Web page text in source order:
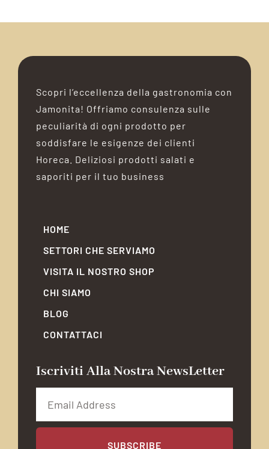
Scopri l’eccellenza della gastronomia con
Jamonita! Offriamo consulenza sulle
peculiarità di ogni prodotto per
soddisfare le esigenze dei clienti
Horeca. Deliziosi prodotti salati e
saporiti per il tuo business
HOME
SETTORI CHE SERVIAMO
VISITA IL NOSTRO SHOP
CHI SIAMO
BLOG
CONTATTACI
Iscriviti Alla Nostra NewsLetter
SUBSCRIBE